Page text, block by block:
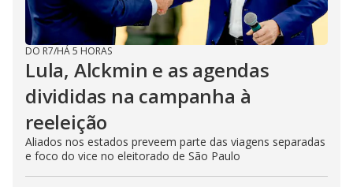
DO R7/HÁ 5 HORAS
Lula, Alckmin e as agendas
divididas na campanha à
reeleição
Aliados nos estados preveem parte das viagens separadas
e foco do vice no eleitorado de São Paulo